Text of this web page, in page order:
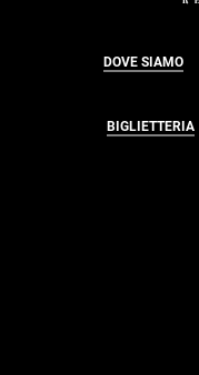
DOVE SIAMO
BIGLIETTERIA